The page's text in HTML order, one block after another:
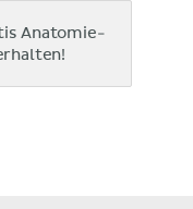
Anatomie-